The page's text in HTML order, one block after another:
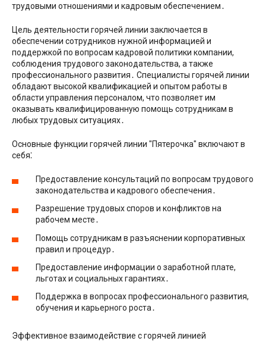
трудовыми отношениями и кадровым обеспечением․
Цель деятельности горячей линии заключается в
обеспечении сотрудников нужной информацией и
поддержкой по вопросам кадровой политики компании,
соблюдения трудового законодательства, а также
профессионального развития․ Специалисты горячей линии
обладают высокой квалификацией и опытом работы в
области управления персоналом, что позволяет им
оказывать квалифицированную помощь сотрудникам в
любых трудовых ситуациях․
Основные функции горячей линии ″Пятерочка″ включают в
себя⁚
Предоставление консультаций по вопросам трудового
законодательства и кадрового обеспечения․
Разрешение трудовых споров и конфликтов на
рабочем месте․
Помощь сотрудникам в разъяснении корпоративных
правил и процедур․
Предоставление информации о заработной плате,
льготах и социальных гарантиях․
Поддержка в вопросах профессионального развития,
обучения и карьерного роста․
Эффективное взаимодействие с горячей линией